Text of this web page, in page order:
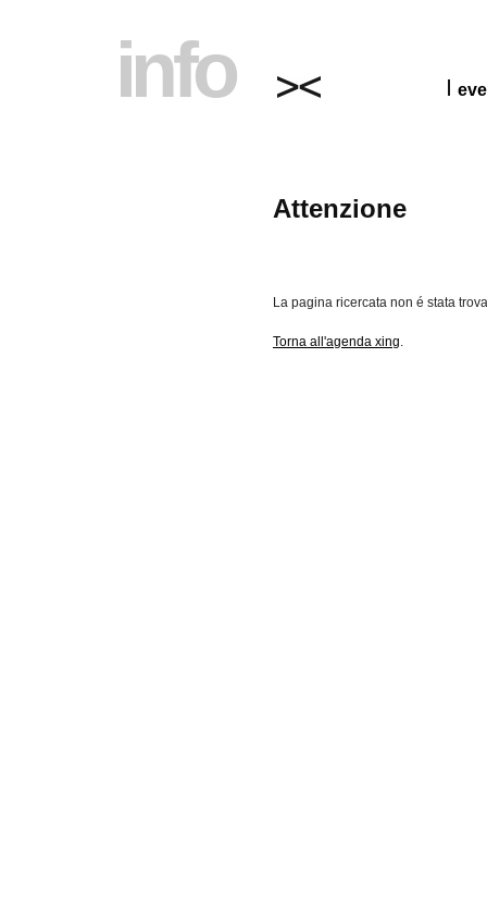
info
Attenzione
La pagina ricercata non é stata
Torna all'agenda xing.